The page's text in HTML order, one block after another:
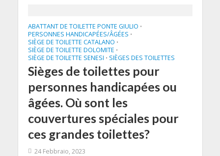
ABATTANT DE TOILETTE PONTE GIULIO •
PERSONNES HANDICAPÉES/ÂGÉES •
SIÈGE DE TOILETTE CATALANO •
SIÈGE DE TOILETTE DOLOMITE •
SIÈGE DE TOILETTE SENESI • SIÈGES DES TOILETTES
Sièges de toilettes pour
personnes handicapées ou
âgées. Où sont les
couvertures spéciales pour
ces grandes toilettes?
24 Febbraio, 2023